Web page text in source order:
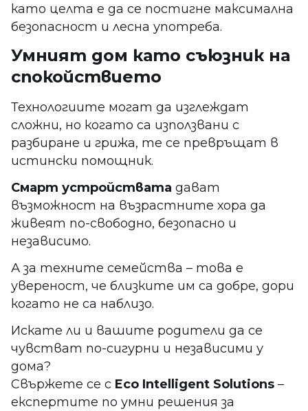
като целта е да се постигне максимална
безопасност и лесна употреба.
Умният дом като съюзник на
спокойствието
Технологиите могат да изглеждат
сложни, но когато са използвани с
разбиране и грижа, те се превръщат в
истински помощник.
Смарт устройствата дават
възможност на възрастните хора да
живеят по-свободно, безопасно и
независимо.
А за техните семейства – това е
увереност, че близките им са добре, дори
когато не са наблизо.
Искате ли и вашите родители да се
чувстват по-сигурни и независими у
дома?
Свържете се с Eco Intelligent Solutions –
експертите по умни решения за